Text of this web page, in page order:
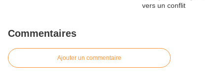
Commentaires
Ajouter un commentaire